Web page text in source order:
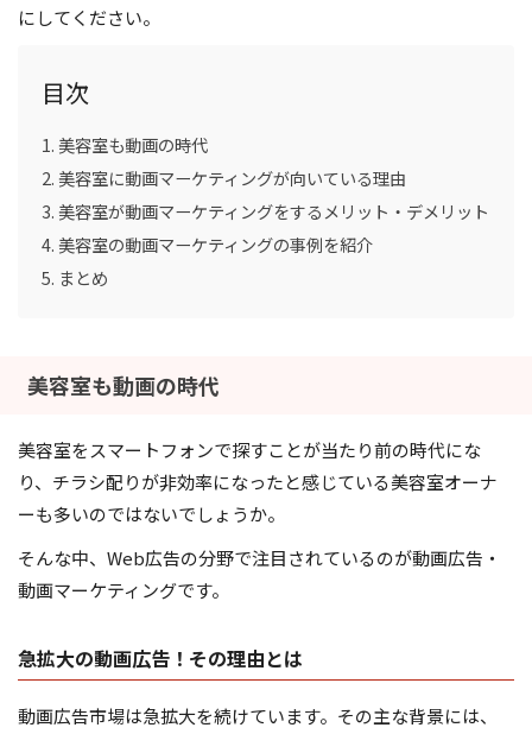
にしてください。
目次
美容室も動画の時代
美容室に動画マーケティングが向いている理由
美容室が動画マーケティングをするメリット・デメリット
美容室の動画マーケティングの事例を紹介
まとめ
美容室も動画の時代
美容室をスマートフォンで探すことが当たり前の時代にな
り、チラシ配りが非効率になったと感じている美容室オーナ
ーも多いのではないでしょうか。
そんな中、Web広告の分野で注目されているのが動画広告・
動画マーケティングです。
急拡大の動画広告！その理由とは
動画広告市場は急拡大を続けています。その主な背景には、